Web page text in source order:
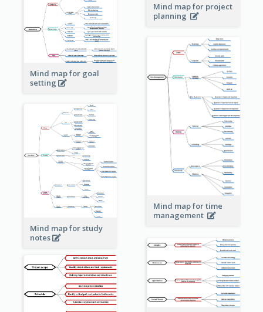
Mind map for project
planning
Mind map for goal
setting
Mind map for time
management
Mind map for study
notes